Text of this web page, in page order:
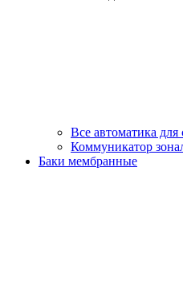
Все автоматика
Коммуникатор
Баки мембранные